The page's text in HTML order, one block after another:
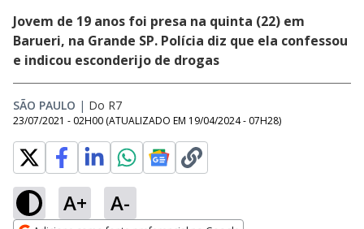
Jovem de 19 anos foi presa na quinta (22) em
Barueri, na Grande SP. Polícia diz que ela confessou
e indicou esconderijo de drogas
SÃO PAULO | Do R7
23/07/2021 - 02H00 (ATUALIZADO EM 19/04/2024 - 07H28)
A+ A-